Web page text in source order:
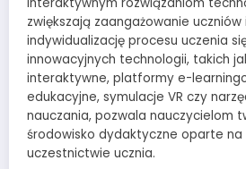
zwiększają zaangażowanie uczniów
indywidualizację procesu uczenia
innowacyjnych technologii, takich
interaktywne, platformy e-
edukacyjne, symulacje VR czy
nauczania, pozwala nauczycielom
środowisko dydaktyczne oparte na
uczestnictwie ucznia.